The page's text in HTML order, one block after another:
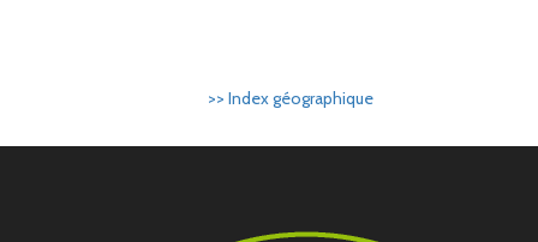
>> Index géographique